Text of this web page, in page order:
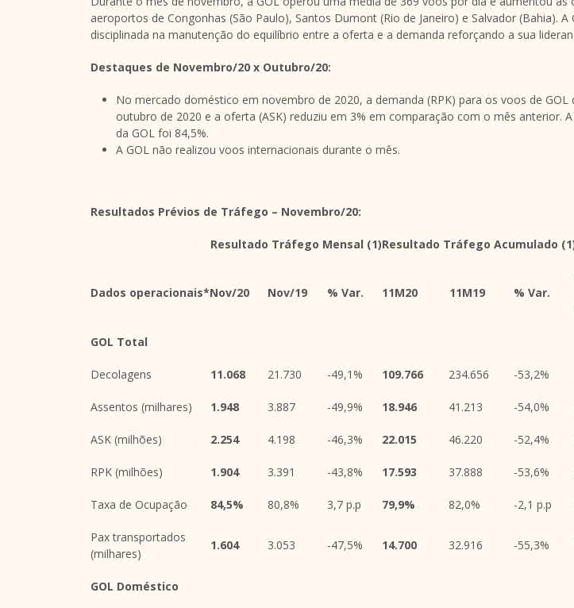
aeroportos de Congonhas (São Paulo), Santos Dumont (Rio de Janeiro) e Salvador (Bahia). A
disciplinada na manutenção do equilíbrio entre a oferta e a demanda reforçando a sua
Destaques de Novembro/20 x Outubro/20:
No mercado doméstico em novembro de 2020, a demanda (RPK) para os voos de GOL
outubro de 2020 e a oferta (ASK) reduziu em 3% em comparação com o mês anterior.
da GOL foi 84,5%.
A GOL não realizou voos internacionais durante o mês.
Resultados Prévios de Tráfego – Novembro/20:
Resultado Tráfego Mensal (1)Resultado Tráfego Acumulado
Dados operacionais*Nov/20 Nov/19 % Var. 11M20 11M19 % Var.
GOL Total
Decolagens 11.068 21.730 -49,1% 109.766 234.656 -53,2%
Assentos (milhares) 1.948 3.887 -49,9% 18.946 41.213 -54,0%
ASK (milhões) 2.254 4.198 -46,3% 22.015 46.220 -52,4%
RPK (milhões) 1.904 3.391 -43,8% 17.593 37.888 -53,6%
Taxa de Ocupação 84,5% 80,8% 3,7 p.p 79,9% 82,0% -2,1 p.p
Pax transportados
(milhares)
1.604 3.053 -47,5% 14.700 32.916 -55,3%
GOL Doméstico